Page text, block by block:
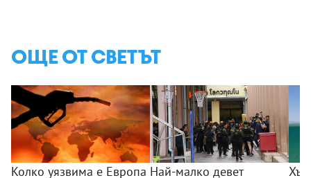
ОЩЕ ОТ СВЕТЪТ
Колко уязвима е Европа Най-малко девет